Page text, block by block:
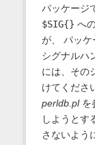
パッケージ
$SIG{} へ
が、 パッケ
シグナルハ
には、その
けてくださ
perldb.plを
しようとす
さないよう